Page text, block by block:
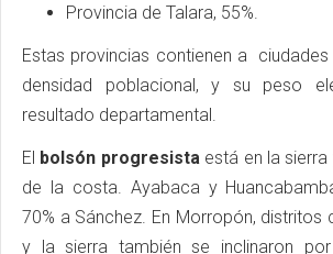
Provincia de Talara, 55%.
Estas provincias contienen a
densidad poblacional, y su peso
resultado departamental.
El bolsón progresistaestá en la sierra
de la costa. Ayabaca y
70% a Sánchez. En Morropón, distritos
y la sierra también se inclinaron